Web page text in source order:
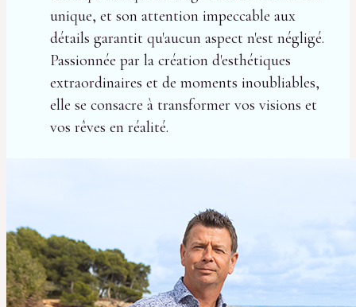
unique, et son attention impeccable aux
détails garantit qu'aucun aspect n'est négligé.
Passionnée par la création d'esthétiques
extraordinaires et de moments inoubliables,
elle se consacre à transformer vos visions et
vos rêves en réalité.